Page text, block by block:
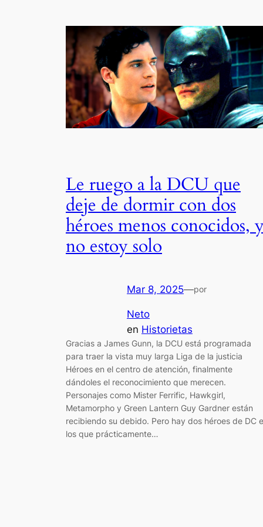
Le ruego a la DCU que
deje de dormir con dos
héroes menos conocidos,
no estoy solo
Mar 8, 2025—por
Neto
en Historietas
Gracias a James Gunn, la DCU está programada
para traer la vista muy larga Liga de la justicia
Héroes en el centro de atención, finalmente
dándoles el reconocimiento que merecen.
Personajes como Mister Ferrific, Hawkgirl,
Metamorpho y Green Lantern Guy Gardner están
recibiendo su debido. Pero hay dos héroes de DC
los que prácticamente…